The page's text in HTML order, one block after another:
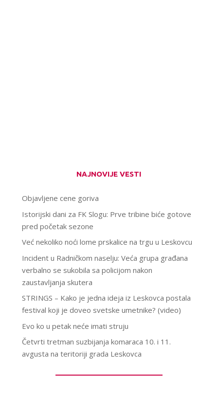
NAJNOVIJE VESTI
Objavljene cene goriva
Istorijski dani za FK Slogu: Prve tribine biće gotove
pred početak sezone
Već nekoliko noći lome prskalice na trgu u Leskovcu
Incident u Radničkom naselju: Veća grupa građana
verbalno se sukobila sa policijom nakon
zaustavljanja skutera
STRINGS – Kako je jedna ideja iz Leskovca postala
festival koji je doveo svetske umetnike? (video)
Evo ko u petak neće imati struju
Četvrti tretman suzbijanja komaraca 10. i 11.
avgusta na teritoriji grada Leskovca